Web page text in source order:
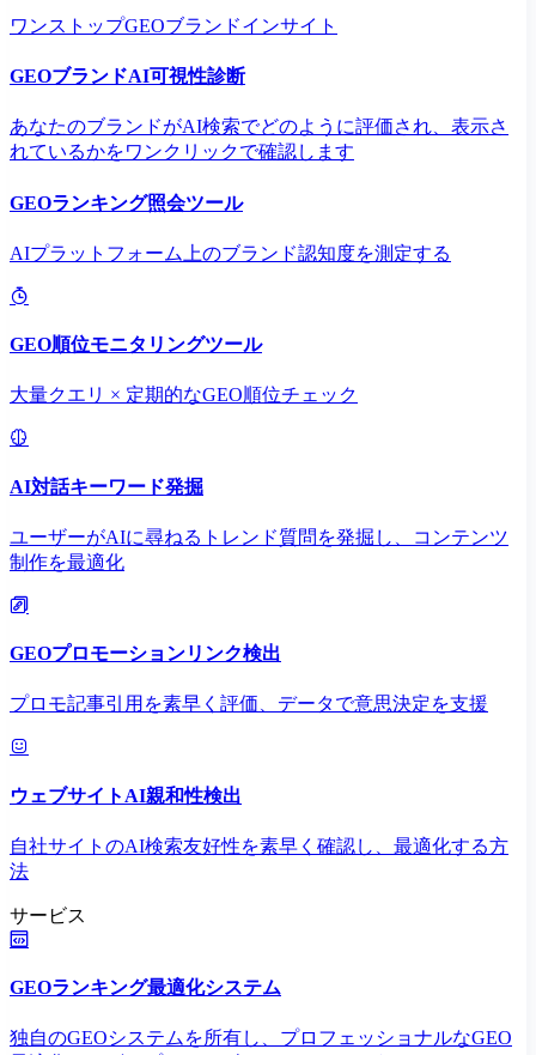
ワンストップGEOブランドインサイト
GEOブランドAI可視性診断
あなたのブランドがAI検索でどのように評価され、表示さ
れているかをワンクリックで確認します
GEOランキング照会ツール
AIプラットフォーム上のブランド認知度を測定する
GEO順位モニタリングツール
大量クエリ × 定期的なGEO順位チェック
AI対話キーワード発掘
ユーザーがAIに尋ねるトレンド質問を発掘し、コンテンツ
制作を最適化
GEOプロモーションリンク検出
プロモ記事引用を素早く評価、データで意思決定を支援
ウェブサイトAI親和性検出
自社サイトのAI検索友好性を素早く確認し、最適化する方
法
サービス
GEOランキング最適化システム
独自のGEOシステムを所有し、プロフェッショナルなGEO